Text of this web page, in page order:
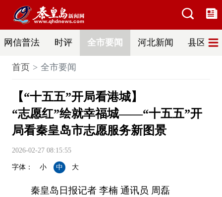
网信普法 时评 全市要闻 河北新闻 县区热
首页 全市要闻
【“十五五”开局看港城】
“志愿红”绘就幸福城——“十五五”开
局看秦皇岛市志愿服务新图景
2026-02-27 08:15:55
字体： 小 中 大
秦皇岛日报记者 李楠 通讯员 周磊